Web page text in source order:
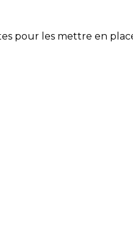
pour les mettre en